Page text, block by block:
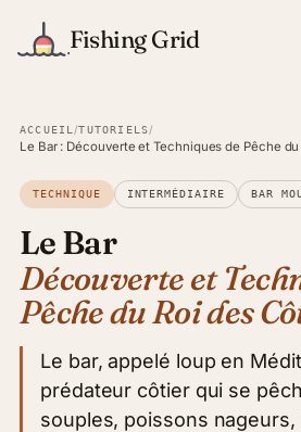
Fishing Grid
ACCUEIL /TUTORIELS/
Le Bar : Découverte et Techniques de Pêche
TECHNIQUE INTERMÉDIAIRE BAR
Le Bar
Découverte et
Pêche du Roi des
Le bar, appelé loup en
prédateur côtier qui se
souples, poissons